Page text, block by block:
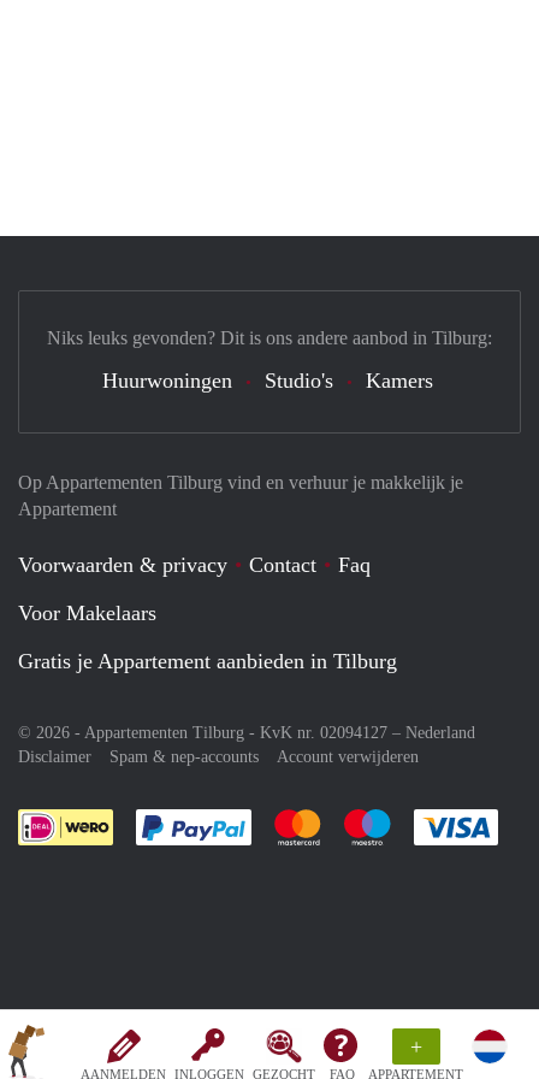
AANMELDEN INLOGGEN GEZOCHT FAQ
+
APPARTEMENT
Op Appartementen Tilburg vind en verhuur je makkelijk je
Appartement
Voorwaarden & privacy Contact
Faq
Voor Makelaars
Gratis je Appartement aanbieden in Tilburg
© 2026 - Appartementen Tilburg - KvK nr. 02094127 – Nederland
Disclaimer
Spam & nep-accounts Account verwijderen
Je rekent gemakkelijk af met Paypal
Je rekent gemakkelijk af met
Je rekent
Niks leuks gevonden? Dit is ons andere aanbod in Tilburg:
Huurwoningen Studio's Kamers